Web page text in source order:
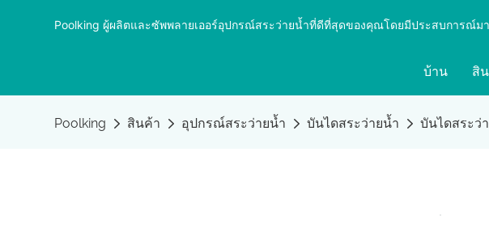
Poolking ผู้ผลิตและซัพพลายเออร์อุปกรณ์สระว่ายน้ำที่ดีที่สุดของคุณโดยมีประสบการณ์ม
บ้าน สิ
Poolking สินค้า อุปกรณ์สระว่ายน้ำ บันไดสระว่ายน้ำ บันไดสระว่